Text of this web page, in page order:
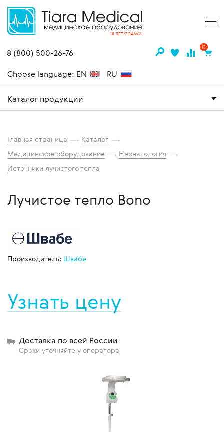
18 ЛЕТ С ВАМИ
8 (800) 500-26-76
0
Choose language: EN RU
Каталог продукции
Главная страница
Каталог
Медицинское оборудование
Неонатология
Источники лучистого тепла
Лучистое тепло Bono
Производитель: Швабе
Узнать цену
Доставка по всей России
Сроки уточняйте у оператора